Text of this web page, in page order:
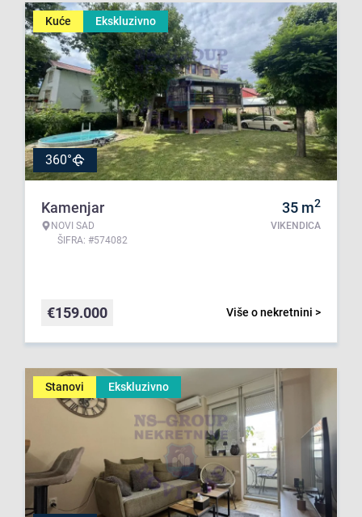
Kuće Ekskluzivno
360°
Kamenjar
NOVI SAD
ŠIFRA: #574082
35 m2
VIKENDICA
Više o nekretnini >
€159.000
Stanovi Ekskluzivno